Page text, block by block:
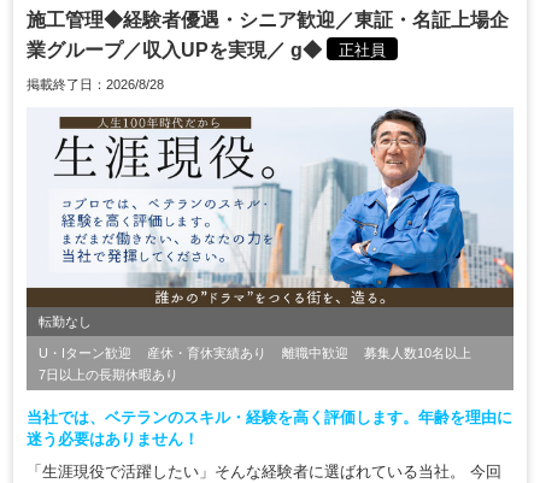
施工管理◆経験者優遇・シニア歓迎／東証・名証上場企
業グループ／収入UPを実現／ g◆
正社員
掲載終了日：2026/8/28
転勤なし
U・Iターン歓迎 産休・育休実績あり 離職中歓迎
募集人数10名以上
7日以上の長期休暇あり
当社では、ベテランのスキル・経験を高く評価します。年齢を理由に
迷う必要はありません！
「生涯現役で活躍したい」そんな経験者に選ばれている当社。 今回